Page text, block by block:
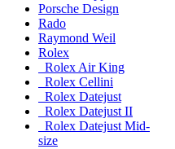
Porsche Design
Rado
Raymond Weil
Rolex
Rolex Air King
Rolex Cellini
Rolex Datejust
Rolex Datejust II
Rolex Datejust Mid-
size